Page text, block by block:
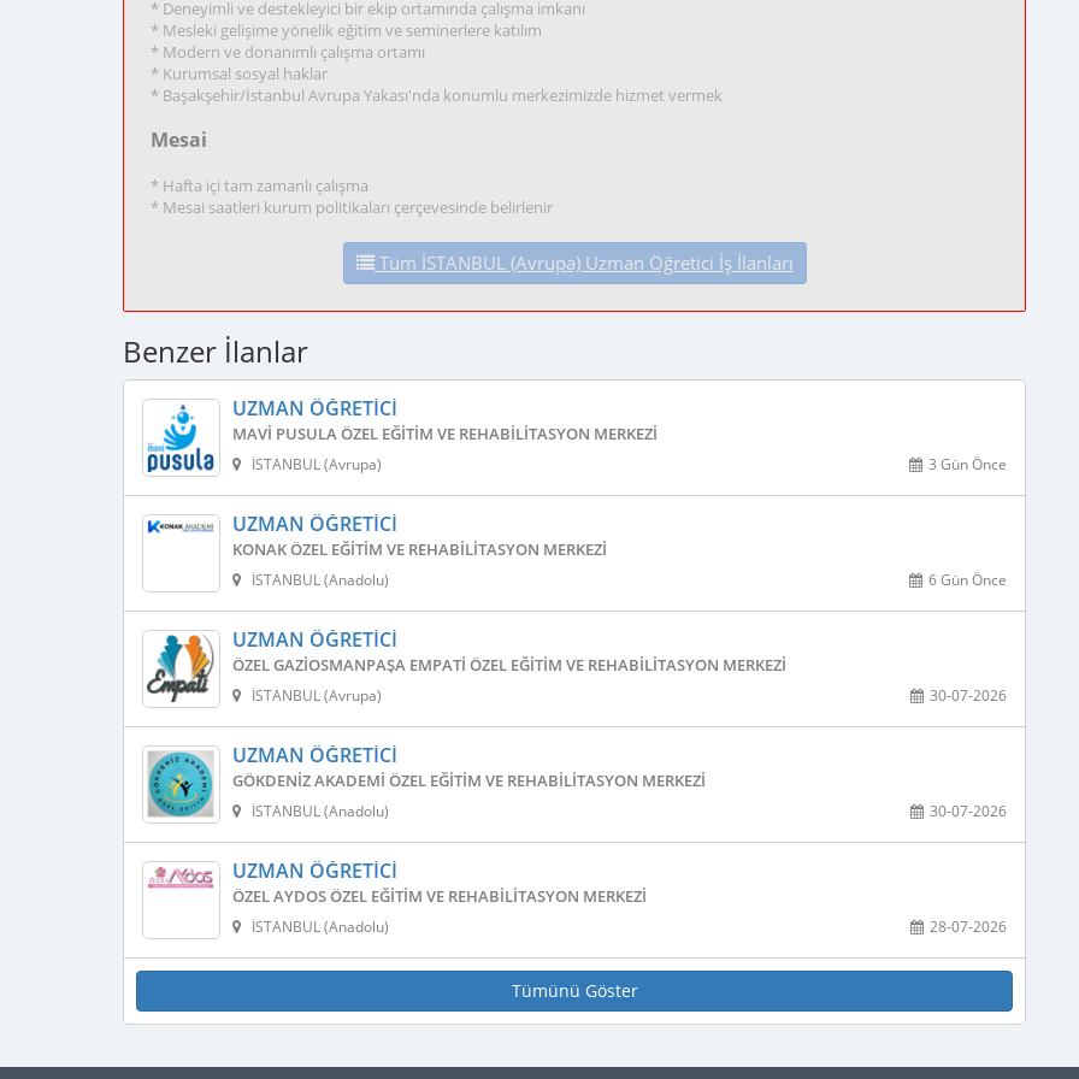
* Deneyimli ve destekleyici bir ekip ortamında çalışma imkanı
* Mesleki gelişime yönelik eğitim ve seminerlere katılım
* Modern ve donanımlı çalışma ortamı
* Kurumsal sosyal haklar
* Başakşehir/İstanbul Avrupa Yakası'nda konumlu merkezimizde hizmet vermek
Mesai
* Hafta içi tam zamanlı çalışma
* Mesai saatleri kurum politikaları çerçevesinde belirlenir
Tüm İSTANBUL (Avrupa) Uzman Öğretici İş İlanları
Benzer İlanlar
UZMAN ÖĞRETICI
MAVI PUSULA ÖZEL EĞITIM VE REHABILITASYON MERKEZI
3 Gün Önce
İSTANBUL (Avrupa)
UZMAN ÖĞRETICI
KONAK ÖZEL EĞITIM VE REHABILITASYON MERKEZI
6 Gün Önce
İSTANBUL (Anadolu)
UZMAN ÖĞRETICI
ÖZEL GAZIOSMANPAŞA EMPATI ÖZEL EĞITIM VE REHABILITASYON MERKEZI
30-07-2026
İSTANBUL (Avrupa)
UZMAN ÖĞRETICI
GÖKDENIZ AKADEMI ÖZEL EĞITIM VE REHABILITASYON MERKEZI
30-07-2026
İSTANBUL (Anadolu)
UZMAN ÖĞRETICI
ÖZEL AYDOS ÖZEL EĞITIM VE REHABILITASYON MERKEZI
28-07-2026
İSTANBUL (Anadolu)
Tümünü Göster